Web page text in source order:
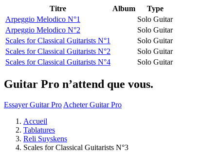
Titre Album
Type
Arpeggio Melodico N°1
Solo Guitar
Arpeggio Melodico N°2
Solo Guitar
Scales for Classical Guitarists N°1
Solo Guitar
Scales for Classical Guitarists N°2
Solo Guitar
Scales for Classical Guitarists N°4
Solo Guitar
Guitar Pro n’attend que vous.
Essayer Guitar Pro Acheter Guitar Pro
Accueil
Tablatures
Reli Suyskens
Scales for Classical Guitarists N°3